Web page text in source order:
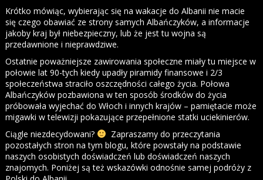
Krótko mówiąc, wybierając się na wakacje do Albanii nie macie
się czego obawiać ze strony samych Albańczyków, a informacje
jakoby kraj był niebezpieczny, lub że jest tu wojna są
przedawnione i nieprawdziwe.
Ostatnie poważniejsze zawirowania społeczne miały tu miejsce w
połowie lat 90-tych kiedy upadły piramidy finansowe i 2/3
społeczeństwa straciło oszczędności całego życia. Połowa
Albańczyków pozbawiona w ten sposób środków do życia
próbowała wyjechać do Włoch i innych krajów – pamiętacie może
migawki w telewizji pokazujące przepełnione statki uciekinierów.
Ciągle niezdecydowani?
Zapraszamy do przeczytania
pozostałych stron na tym blogu, które powstały na podstawie
naszych osobistych doświadczeń lub doświadczeń naszych
znajomych. Poniżej są też wskazówki odnośnie samej podróży z